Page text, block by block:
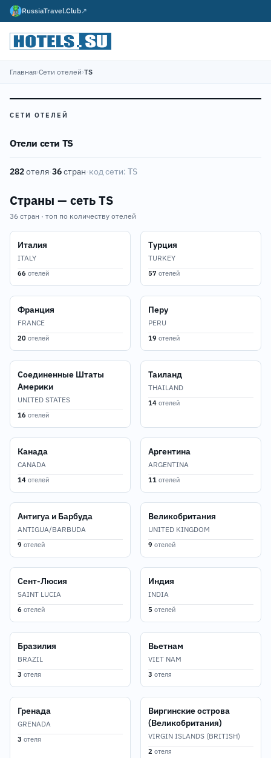
RussiaTravel.Club↗
Главная›Сети отелей›TS
СЕТИ ОТЕЛЕЙ
Отели сети TS
282отеля·36стран·код сети: TS
Страны — сеть TS
36 стран · топ по количеству отелей
Италия
ITALY
66 отелей
Турция
TURKEY
57 отелей
Франция
FRANCE
20 отелей
Перу
PERU
19 отелей
Соединенные Штаты
Америки
UNITED STATES
16 отелей
Таиланд
THAILAND
14 отелей
Канада
CANADA
14 отелей
Аргентина
ARGENTINA
11 отелей
Антигуа и Барбуда
ANTIGUA/BARBUDA
9 отелей
Великобритания
UNITED KINGDOM
9 отелей
Сент-Люсия
SAINT LUCIA
6 отелей
Индия
INDIA
5 отелей
Бразилия
BRAZIL
3 отеля
Вьетнам
VIET NAM
3 отеля
Гренада
GRENADA
3 отеля
Виргинские острова
(Великобритания)
VIRGIN ISLANDS (BRITISH)
2 отеля